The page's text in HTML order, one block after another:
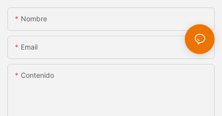
Nombre
Email
Contenido